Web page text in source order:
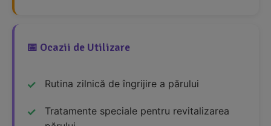
📅 Ocazii de Utilizare
Rutina zilnică de îngrijire a părului
Tratamente speciale pentru revitalizarea